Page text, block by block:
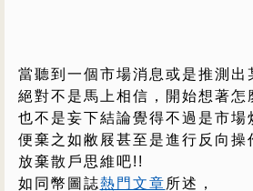
當聽到一個市場消息或是推測出
絕對不是馬上相信，開始想著怎
也不是妄下結論覺得不過是市場
便棄之如敝屐甚至是進行反向操
放棄散戶思維吧!!
如同幣圖誌熱門文章 所述，